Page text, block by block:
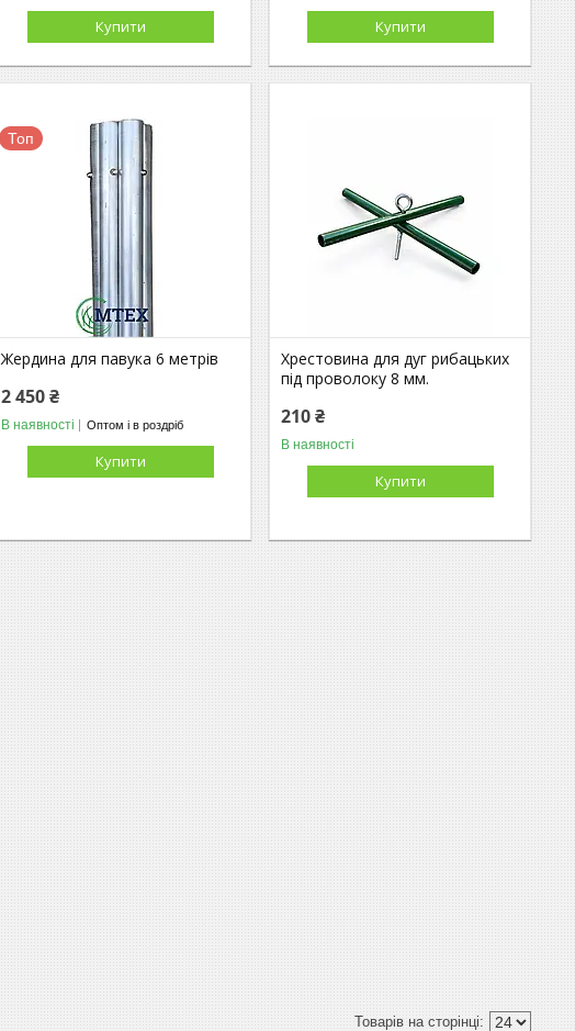
Купити Купити
Топ
Жердина для павука 6 метрів
2 450 ₴
В наявності Оптом і в роздріб
Купити
Хрестовина для дуг рибацьких
під проволоку 8 мм.
210 ₴
В наявності
Купити